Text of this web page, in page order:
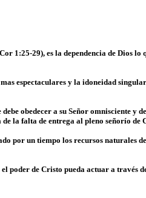
1:25-29), es la dependencia de Dios
espectaculares y la idoneidad singular
obedecer a su Señor omnisciente y
la falta de entrega al pleno señorío de
por un tiempo los recursos naturales
poder de Cristo pueda actuar a través